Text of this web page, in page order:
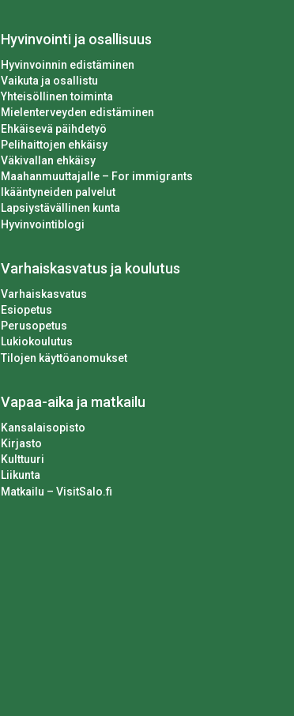
Hyvinvointi ja osallisuus
Hyvinvoinnin edistäminen
Vaikuta ja osallistu
Yhteisöllinen toiminta
Mielenterveyden edistäminen
Ehkäisevä päihdetyö
Pelihaittojen ehkäisy
Väkivallan ehkäisy
Maahanmuuttajalle – For immigrants
Ikääntyneiden palvelut
Lapsiystävällinen kunta
Hyvinvointiblogi
Varhaiskasvatus ja koulutus
Varhaiskasvatus
Esiopetus
Perusopetus
Lukiokoulutus
Tilojen käyttöanomukset
Vapaa-aika ja matkailu
Kansalaisopisto
Kirjasto
Kulttuuri
Liikunta
Matkailu – VisitSalo.fi